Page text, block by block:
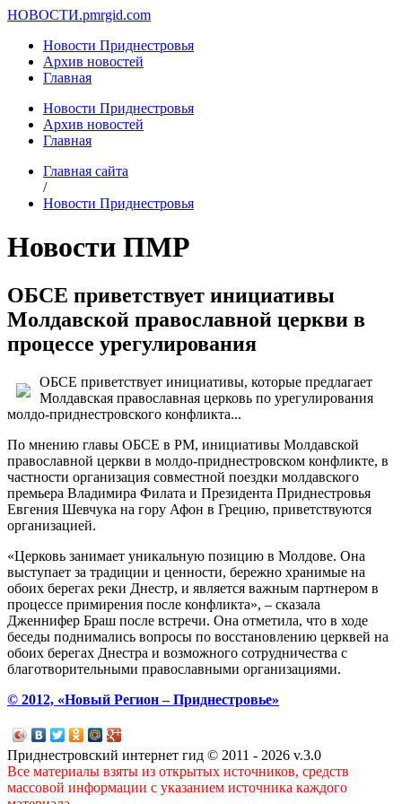
НОВОСТИ.pmrgid.com
Новости Приднестровья
Архив новостей
Главная
Новости Приднестровья
Архив новостей
Главная
Главная сайта
/
Новости Приднестровья
Новости ПМР
ОБСЕ приветствует инициативы
Молдавской православной церкви в
процессе урегулирования
ОБСЕ приветствует инициативы, которые предлагает
Молдавская православная церковь по урегулирования
молдо-приднестровского конфликта...
По мнению главы ОБСЕ в РМ, инициативы Молдавской
православной церкви в молдо-приднестровском конфликте, в
частности организация совместной поездки молдавского
премьера Владимира Филата и Президента Приднестровья
Евгения Шевчука на гору Афон в Грецию, приветствуются
организацией.
«Церковь занимает уникальную позицию в Молдове. Она
выступает за традиции и ценности, бережно хранимые на
обоих берегах реки Днестр, и является важным партнером в
процессе примирения после конфликта», – сказала
Дженнифер Браш после встречи. Она отметила, что в ходе
беседы поднимались вопросы по восстановлению церквей на
обоих берегах Днестра и возможного сотрудничества с
благотворительными православными организациями.
© 2012, «Новый Регион – Приднестровье»
Приднестровский интернет гид © 2011 - 2026 v.3.0
Все материалы взяты из открытых источников, средств
массовой информации с указанием источника каждого